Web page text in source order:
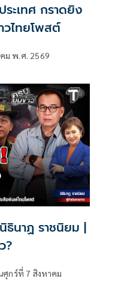
ะเทศ กราดยิง
วไทยโพสต์
ม พ.ศ. 2569
ธินาฏ ราชนิยม |
?
ศุกร์ที่ 7 สิงหาคม